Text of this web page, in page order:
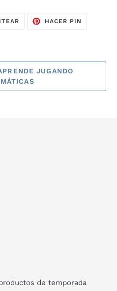
TUITEARHACER PIN
JUGANDO
de temporada